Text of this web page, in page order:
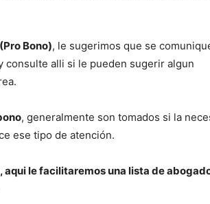
Bono), le sugerimos que se
consulte alli si le pueden sugerir algun
, generalmente son tomados si la
ese tipo de atención.
le facilitaremos una lista de